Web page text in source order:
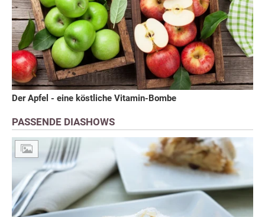
Der Apfel - eine köstliche Vitamin-Bombe
PASSENDE DIASHOWS